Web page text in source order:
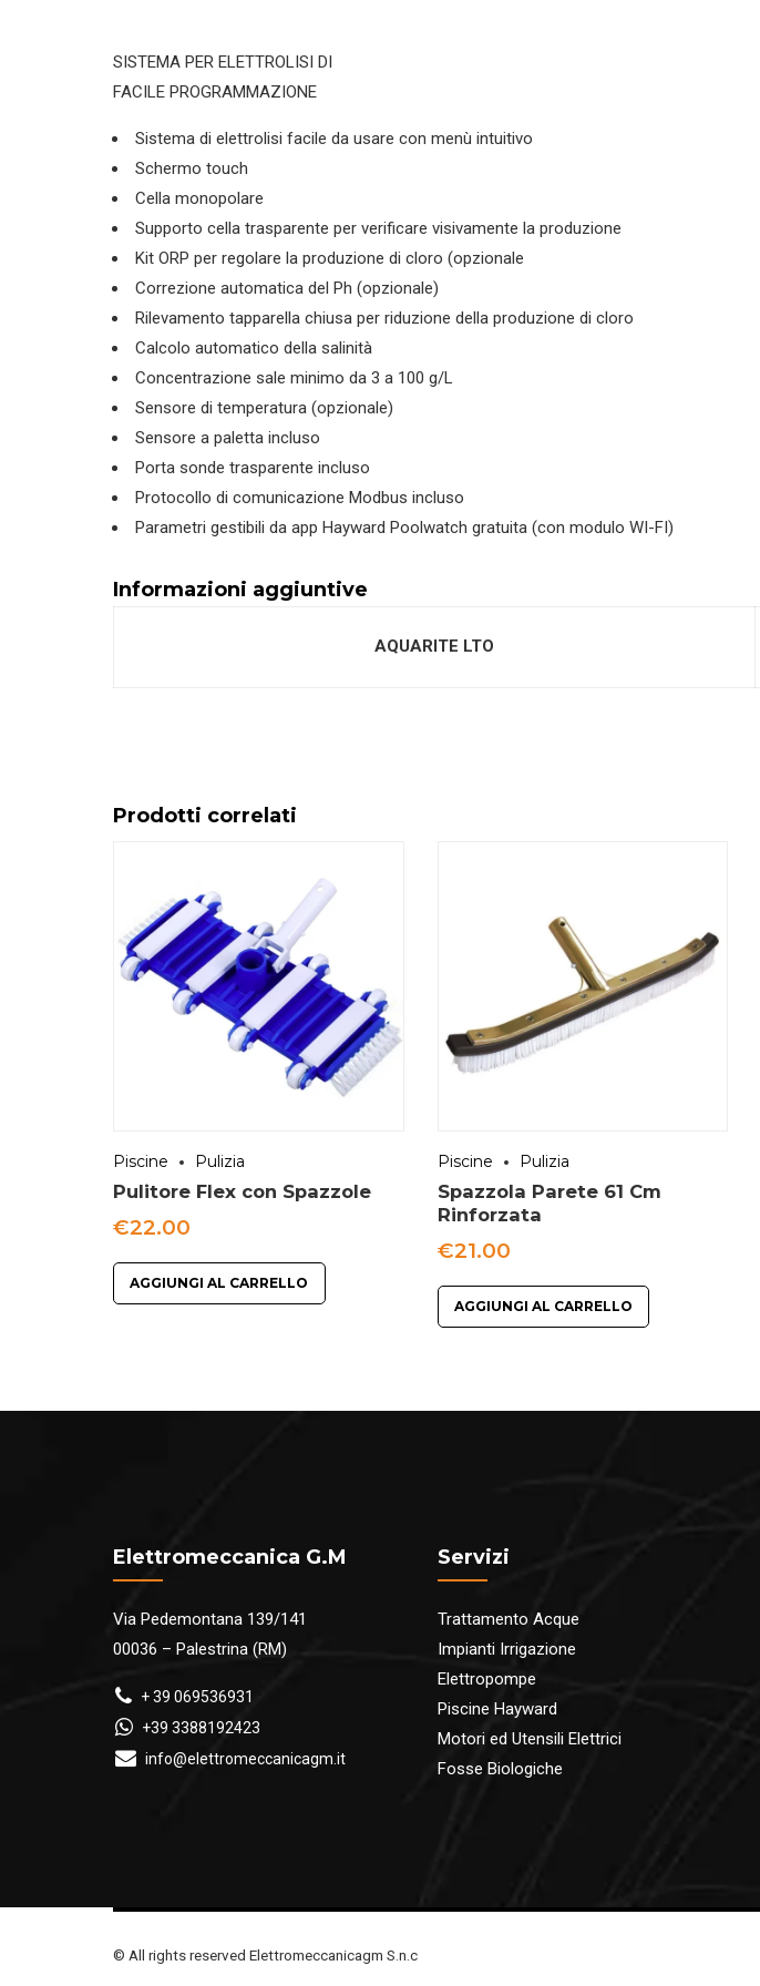
SISTEMA PER ELETTROLISI DI
FACILE PROGRAMMAZIONE
Sistema di elettrolisi facile da usare con menù intuitivo
Schermo touch
Cella monopolare
Supporto cella trasparente per verificare visivamente la produzione
Kit ORP per regolare la produzione di cloro (opzionale
Correzione automatica del Ph (opzionale)
Rilevamento tapparella chiusa per riduzione della produzione di cloro
Calcolo automatico della salinità
Concentrazione sale minimo da 3 a 100 g/L
Sensore di temperatura (opzionale)
Sensore a paletta incluso
Porta sonde trasparente incluso
Protocollo di comunicazione Modbus incluso
Parametri gestibili da app Hayward Poolwatch gratuita (con modulo WI-FI)
Informazioni aggiuntive
AQUARITE LTO
Prodotti correlati
Piscine Pulizia
Pulitore Flex con Spazzole
€22.00
AGGIUNGI AL CARRELLO
Piscine Pulizia
Spazzola Parete 61 Cm
Rinforzata
€21.00
AGGIUNGI AL CARRELLO
Elettromeccanica G.M
Via Pedemontana 139/141
00036 – Palestrina (RM)
+ 39 069536931
+39 3388192423
info@elettromeccanicagm.it
Servizi
Trattamento Acque
Impianti Irrigazione
Elettropompe
Piscine Hayward
Motori ed Utensili Elettrici
Fosse Biologiche
© All rights reserved Elettromeccanicagm S.n.c